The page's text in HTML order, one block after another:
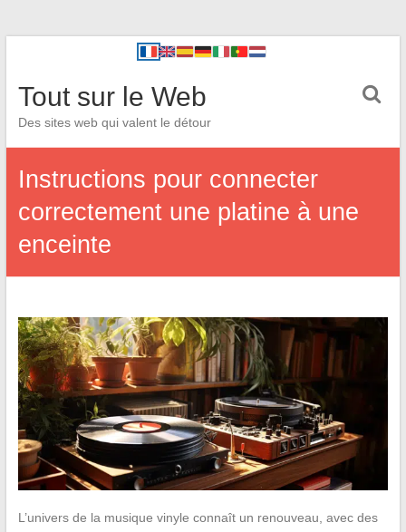
Tout sur le Web
Des sites web qui valent le détour
Instructions pour connecter
correctement une platine à une
enceinte
L’univers de la musique vinyle connaît un renouveau, avec des